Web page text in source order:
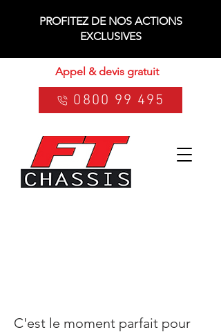
Appel & devis gratuit
0800 99 495
PROFITEZ DE NOS ACTIONS
EXCLUSIVES
C'est le moment parfait pour